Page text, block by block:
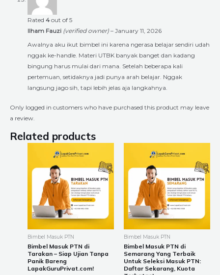
Rated 4 out of 5
Ilham Fauzi (verified owner) – January 11, 2026
Awalnya aku ikut bimbel ini karena ngerasa belajar sendiri udah
nggak ke-handle. Materi UTBK banyak banget dan kadang
bingung harus mulai dari mana. Setelah beberapa kali
pertemuan, setidaknya jadi punya arah belajar. Nggak
langsung jago sih, tapi lebih jelas aja langkahnya.
Only logged in customers who have purchased this product may leave
a review.
Related products
Bimbel Masuk PTN
Bimbel Masuk PTN di
Tarakan – Siap Ujian Tanpa
Panik Bareng
LapakGuruPrivat.com!
through
Rp18.240.000
has
multiple
variants.
The
on
Bimbel Masuk PTN
Bimbel Masuk PTN di
Semarang Yang Terbaik
Untuk Seleksi Masuk PTN:
Daftar Sekarang, Kuota
through
has
multiple
variants.
The
may
on
the